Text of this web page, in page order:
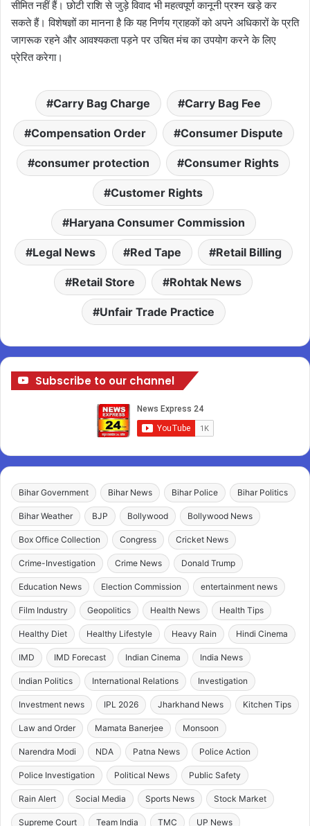
सीमित नहीं हैं। छोटी राशि से जुड़े विवाद भी महत्वपूर्ण कानूनी प्रश्न खड़े कर
सकते हैं। विशेषज्ञों का मानना है कि यह निर्णय ग्राहकों को अपने अधिकारों के प्रति
जागरूक रहने और आवश्यकता पड़ने पर उचित मंच का उपयोग करने के लिए
प्रेरित करेगा।
Carry Bag Charge Carry Bag Fee
Compensation Order Consumer Dispute
consumer protection Consumer Rights
Customer Rights
Haryana Consumer Commission
Legal News Red Tape Retail Billing
Retail Store Rohtak News
Unfair Trade Practice
Subscribe to our channel
Bihar Government Bihar News Bihar Police Bihar Politics
Bihar Weather BJP Bollywood Bollywood News
Box Office Collection Congress Cricket News
Crime-Investigation Crime News Donald Trump
Education News Election Commission entertainment news
Film Industry Geopolitics Health News Health Tips
Healthy Diet Healthy Lifestyle Heavy Rain Hindi Cinema
IMD IMD Forecast Indian Cinema India News
Indian Politics International Relations Investigation
Investment news IPL 2026 Jharkhand News Kitchen Tips
Law and Order Mamata Banerjee Monsoon
Narendra Modi NDA Patna News Police Action
Police Investigation Political News Public Safety
Rain Alert Social Media Sports News Stock Market
Supreme Court Team India TMC UP News